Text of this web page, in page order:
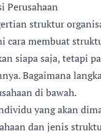
Perusahaan
struktur
cara membuat
siapa saja, tetapi
Bagaimana
di bawah.
yang akan
dan jenis